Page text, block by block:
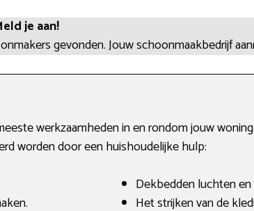
je aan!
gevonden. Jouw schoonmaakbedrijf
werkzaamheden in en rondom jouw
worden door een huishoudelijke hulp:
Dekbedden luchten en
Het strijken van de